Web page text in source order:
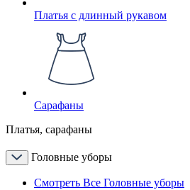
Платья с длинный рукавом
Сарафаны
Платья, сарафаны
Головные уборы
Смотреть Все Головные уборы